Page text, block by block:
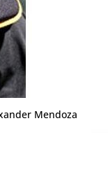
Mendoza